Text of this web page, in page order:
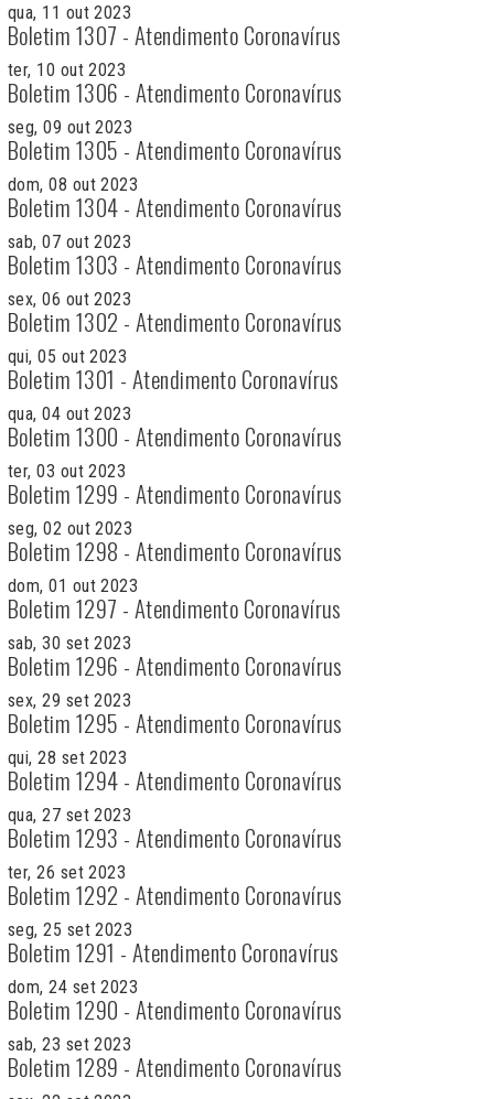
qua, 11 out 2023
Boletim 1307 - Atendimento Coronavírus
ter, 10 out 2023
Boletim 1306 - Atendimento Coronavírus
seg, 09 out 2023
Boletim 1305 - Atendimento Coronavírus
dom, 08 out 2023
Boletim 1304 - Atendimento Coronavírus
sab, 07 out 2023
Boletim 1303 - Atendimento Coronavírus
sex, 06 out 2023
Boletim 1302 - Atendimento Coronavírus
qui, 05 out 2023
Boletim 1301 - Atendimento Coronavírus
qua, 04 out 2023
Boletim 1300 - Atendimento Coronavírus
ter, 03 out 2023
Boletim 1299 - Atendimento Coronavírus
seg, 02 out 2023
Boletim 1298 - Atendimento Coronavírus
dom, 01 out 2023
Boletim 1297 - Atendimento Coronavírus
sab, 30 set 2023
Boletim 1296 - Atendimento Coronavírus
sex, 29 set 2023
Boletim 1295 - Atendimento Coronavírus
qui, 28 set 2023
Boletim 1294 - Atendimento Coronavírus
qua, 27 set 2023
Boletim 1293 - Atendimento Coronavírus
ter, 26 set 2023
Boletim 1292 - Atendimento Coronavírus
seg, 25 set 2023
Boletim 1291 - Atendimento Coronavírus
dom, 24 set 2023
Boletim 1290 - Atendimento Coronavírus
sab, 23 set 2023
Boletim 1289 - Atendimento Coronavírus